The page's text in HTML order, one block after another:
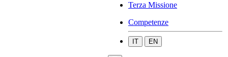
Terza Missione
Competenze
IT EN